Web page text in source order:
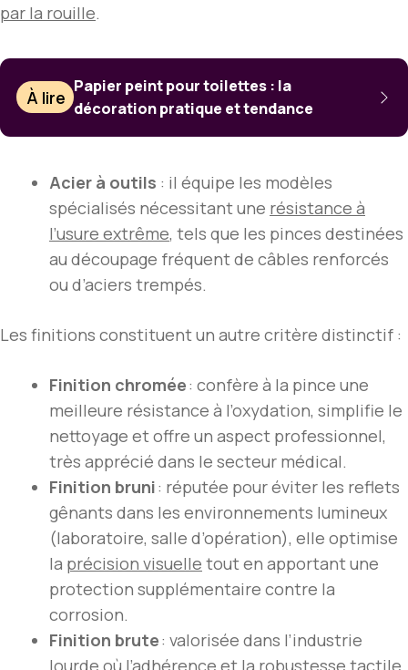
par la rouille.
À lire
Papier peint pour toilettes : la
décoration pratique et tendance
Acier à outils : il équipe les modèles
spécialisés nécessitant une résistance à
l’usure extrême, tels que les pinces destinées
au découpage fréquent de câbles renforcés
ou d’aciers trempés.
Les finitions constituent un autre critère distinctif :
Finition chromée: confère à la pince une
meilleure résistance à l’oxydation, simplifie le
nettoyage et offre un aspect professionnel,
très apprécié dans le secteur médical.
Finition bruni: réputée pour éviter les reflets
gênants dans les environnements lumineux
(laboratoire, salle d’opération), elle optimise
la précision visuelle tout en apportant une
protection supplémentaire contre la
corrosion.
Finition brute: valorisée dans l’industrie
lourde où l’adhérence et la robustesse tactile